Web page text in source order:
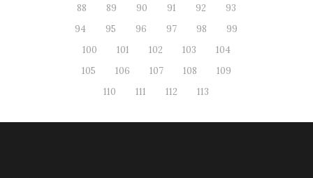
88
89 90 91 92
93
94
95 96 97 98
99
100
101 102 103
104
105
106 107 108
109
110
111 112 113